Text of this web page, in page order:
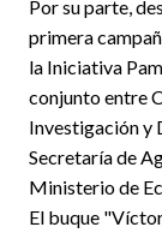
Por su parte,
primera
la Iniciativa
conjunto entre
Investigación y
Secretaría de
Ministerio de
El buque